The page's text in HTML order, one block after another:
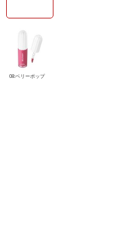
08:ベリーポップ